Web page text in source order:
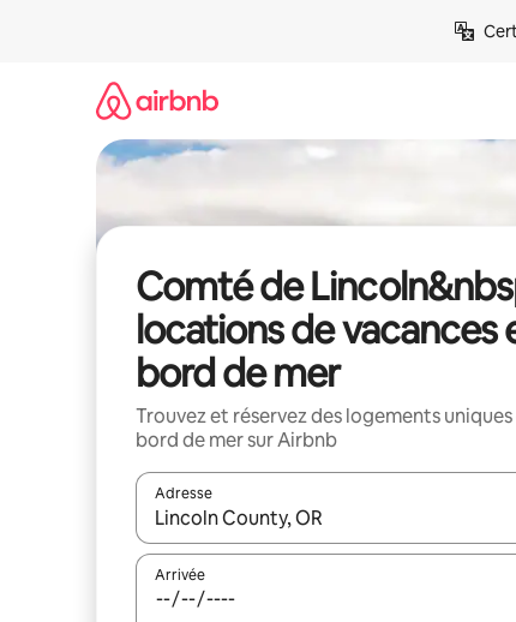
Comté de
locations de vacances
bord de mer
Trouvez et réservez des logements uniques
bord de mer sur Airbnb
Adresse
Lorsque les résultats s'affichent, utilisez les
Arrivée